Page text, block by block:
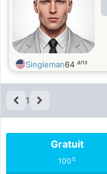
Singleman64 ans
1
Gratuit
100%